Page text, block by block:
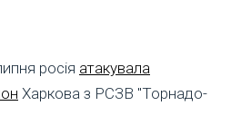
росія атакувала
Харкова з РСЗВ "Торнадо-